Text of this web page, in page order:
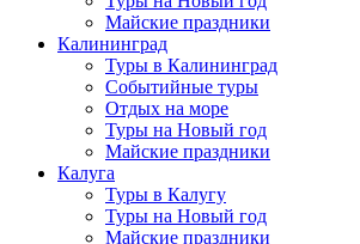
Майские праздники
Калининград
Туры в Калининград
Событийные туры
Отдых на море
Туры на Новый год
Майские праздники
Калуга
Туры в Калугу
Туры на Новый год
Майские праздники